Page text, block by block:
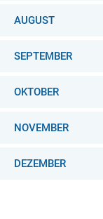
AUGUST
SEPTEMBER
OKTOBER
NOVEMBER
DEZEMBER